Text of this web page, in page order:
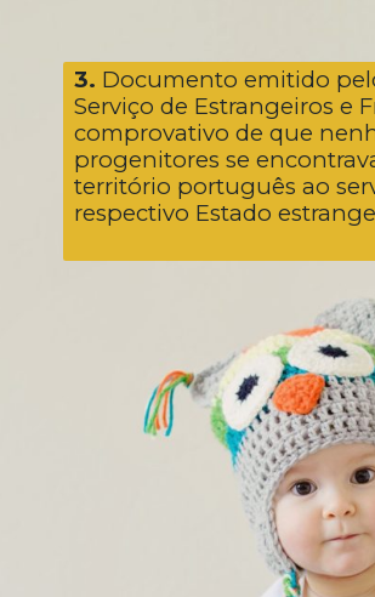
3. Documento emitido
Serviço de Estrangeiros e
comprovativo de que
progenitores se
território português ao
respectivo Estado